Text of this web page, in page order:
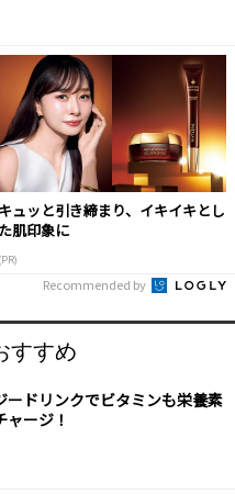
キュッと引き締まり、イキイキとし
た肌印象に
(PR)
Recommended by
すすめ
ードリンクでビタミンも栄養素
ージ！